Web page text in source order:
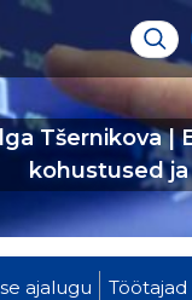
Tšernikova |
kohustused
ajalugu Töötajad